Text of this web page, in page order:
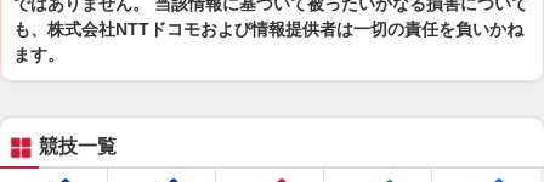
も、株式会社NTTドコモおよび情報提供者は一切の責任を負いかね
ます。
競技一覧